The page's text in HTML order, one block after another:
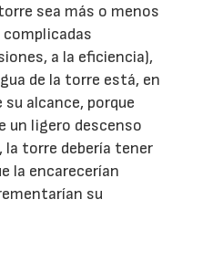
sea más o menos
a la eficiencia),
de la torre está, en
alcance, porque
un ligero descenso
la torre debería tener
la encarecerían
su